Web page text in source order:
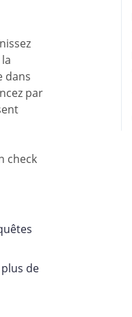
dans
par
check
de